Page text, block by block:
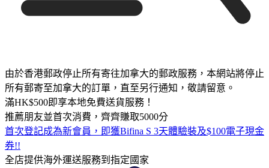
由於香港郵政停止所有寄往加拿大的郵政服務，本網站將停止
所有郵寄至加拿大的訂單，直至另行通知，敬請留意。
滿HK$500即享本地免費送貨服務！
推薦朋友並首次消費，齊齊賺取5000分
首次登記成為新會員，即獲Bifina S 3天體驗裝及$100電子現金
券!!
全店提供海外運送服務到指定國家